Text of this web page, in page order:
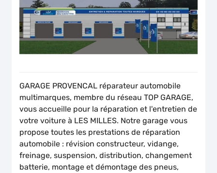
GARAGE PROVENCAL réparateur automobile
multimarques, membre du réseau TOP GARAGE,
vous accueille pour la réparation et l'entretien de
votre voiture à LES MILLES. Notre garage vous
propose toutes les prestations de réparation
automobile : révision constructeur, vidange,
freinage, suspension, distribution, changement
batterie, montage et démontage des pneus,